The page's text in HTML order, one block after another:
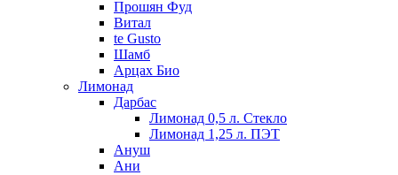
Прошян Фуд
Витал
te Gusto
Шамб
Арцах Био
Лимонад
Дарбас
Лимонад 0,5 л. Стекло
Лимонад 1,25 л. ПЭТ
Ануш
Ани